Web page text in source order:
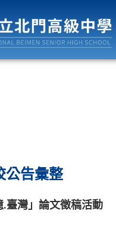
公告彙整
.臺灣」論文徵稿活動